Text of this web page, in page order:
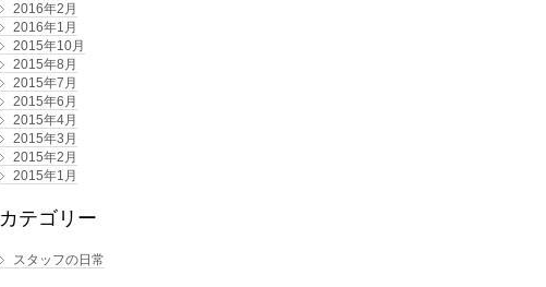
2016年2月
2016年1月
2015年10月
2015年8月
2015年7月
2015年6月
2015年4月
2015年3月
2015年2月
2015年1月
カテゴリー
スタッフの日常